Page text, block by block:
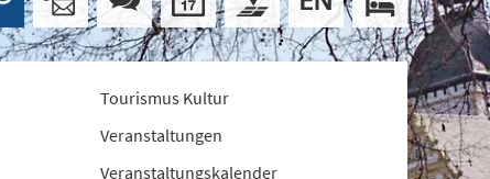
Tourismus Kultur
Veranstaltungen
Veranstaltungskalender